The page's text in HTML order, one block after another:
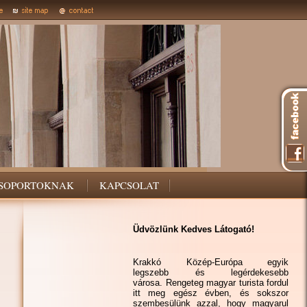
KAPCSOLAT
Üdvözlünk Kedves Látogató!
Krakkó Közép-Európa egyik
legszebb és legérdekesebb
városa. Rengeteg magyar turista fordul
itt meg egész évben, és sokszor
szembesülünk azzal, hogy magyarul